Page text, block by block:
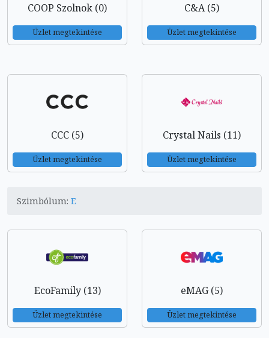
COOP Szolnok (0)
Üzlet megtekintése
C&A (5)
Üzlet megtekintése
CCC (5)
Üzlet megtekintése
Crystal Nails (11)
Üzlet megtekintése
Szimbólum: E
EcoFamily (13)
Üzlet megtekintése
eMAG (5)
Üzlet megtekintése